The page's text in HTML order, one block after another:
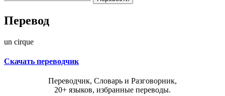
Перевод
un cirque
Скачать переводчик
Переводчик, Словарь и Разговорник,
20+ языков, избранные переводы.